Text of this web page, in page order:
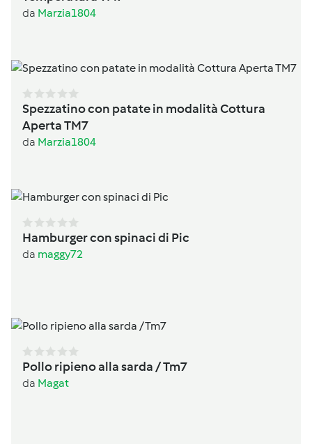
da Marzia1804
Spezzatino con patate in modalità Cottura
Aperta TM7
da Marzia1804
Hamburger con spinaci di Pic
da maggy72
Pollo ripieno alla sarda / Tm7
da Magat